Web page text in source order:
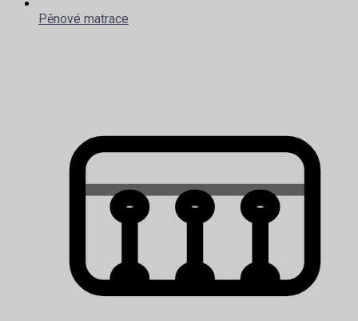
Pěnové matrace